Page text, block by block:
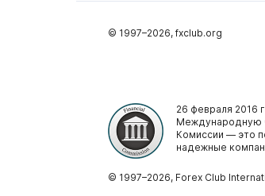
© 1997–2026, fxclub.org
26 февраля 2016
Международную
Комиссии — это
надежные
© 1997–2026, Forex Club